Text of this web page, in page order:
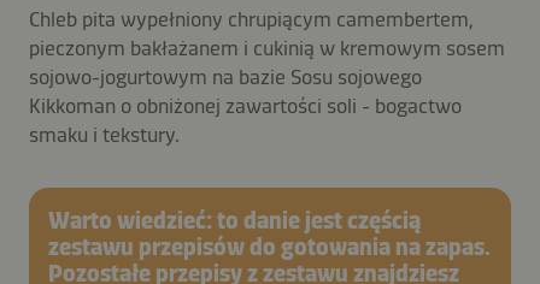
Chleb pita wypełniony chrupiącym camembertem,
pieczonym bakłażanem i cukinią w kremowym sosem
sojowo-jogurtowym na bazie Sosu sojowego
Kikkoman o obniżonej zawartości soli - bogactwo
smaku i tekstury.
Warto wiedzieć: to danie jest częścią
zestawu przepisów do gotowania na zapas.
Pozostałe przepisy z zestawu znajdziesz